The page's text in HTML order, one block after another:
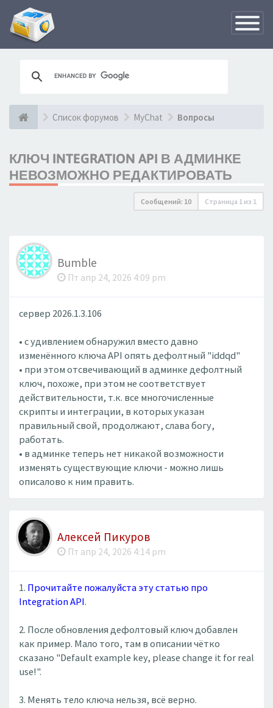
Список форумов MyChat Вопросы
КЛЮЧ INTEGRATION API В АДМИНКЕ
НЕВОЗМОЖНО РЕДАКТИРОВАТЬ
Сообщений: 10 Страница 1 из 1
Bumble
Пт апр 24, 2026 4:09 pm
сервер 2026.1.3.106
• с удивлением обнаружил вместо давно
изменённого ключа API опять дефолтный "iddqd"
• при этом отсвечивающий в админке дефолтный
ключ, похоже, при этом не соответствует
действительности, т.к. все многочисленные
скрипты и интеграции, в которых указан
правильный свой, продолжают, слава богу,
работать.
• в админке теперь нет никакой возможности
изменять существующие ключи - можно лишь
описалово к ним править.
Алексей Пикуров
Пт апр 24, 2026 4:14 pm
1. Прочитайте пожалуйста эту статью про
Integration API.
2. После обновления дефолтовый ключ добавлен
как пример. Мало того, там в описании чётко
сказано "Default example key, please change it for real
use!".
3. Менять тело ключа нельзя, всё верно.